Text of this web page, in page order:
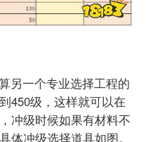
另一个专业选择工程的
450级，这样就可以在
冲级时候如果有材料不
体冲级选择道具如图。